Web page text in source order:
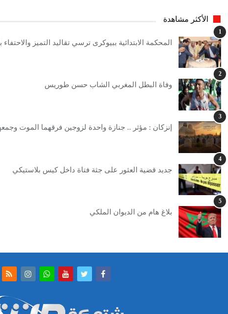
الأكثر مشاهدة
1
المحكمة الابتدائية ببيوكرى ترسي تقاليد التميز والاحتفاء
2
وفاة البطل المغربي الشاب حسن طوريس
3
إنزكان : مؤثر .. جنازة واحدة لزوجين فرقهما الموت
4
جديد قضية العثور على جثة فتاة داخل كيس بلاستيكي
5
بلاغ هام من الديوان الملكي